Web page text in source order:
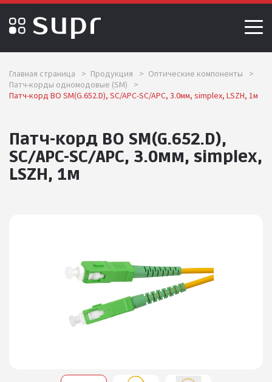
Главная страница > Продукция > Оптические компоненты
>
Патч-корды одномодовые (SM)
>
Патч-корд ВО SM(G.652.D), SC/APC-SC/APC, 3.0мм, simplex, LSZH, 1м
Патч-корд ВО SM(G.652.D),
SC/APC-SC/APC, 3.0мм, simplex,
LSZH, 1м